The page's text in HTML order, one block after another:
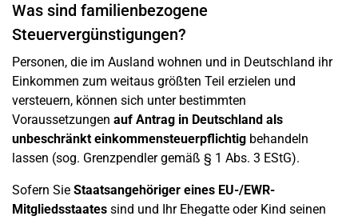
Was sind familienbezogene
Steuervergünstigungen?
Personen, die im Ausland wohnen und in Deutschland ihr
Einkommen zum weitaus größten Teil erzielen und
versteuern, können sich unter bestimmten
Voraussetzungen auf Antrag in Deutschland als
unbeschränkt einkommensteuerpflichtig behandeln
lassen (sog. Grenzpendler gemäß § 1 Abs. 3 EStG).
Sofern Sie Staatsangehöriger eines EU-/EWR-
Mitgliedsstaates sind und Ihr Ehegatte oder Kind seinen